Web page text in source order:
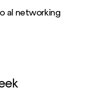
al networking